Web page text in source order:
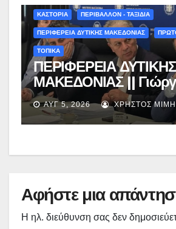
ΚΑΣΤΟΡΙΑ ΠΕΡΙΒΑΛΛΟΝ - ΤΑΞΙΔΙΑ
ΠΕΡΙΦΕΡΕΙΑ ΔΥΤΙΚΗΣ ΜΑΚΕΔΟΝΙΑΣ
ΤΟΠΙΚΑ
ΠΕΡΙΦΕΡΕΙΑ ΔΥΤΙΚΗΣ
ΜΑΚΕΔΟΝΙΑΣ ||
Αμανατίδης για
Νεστορίου: «Η
γίνεται πράξη με
ΑΥΓ 5, 2026 ΧΡΉΣΤΟΣ
Αφήστε μια
Η ηλ. διεύθυνση σας δεν